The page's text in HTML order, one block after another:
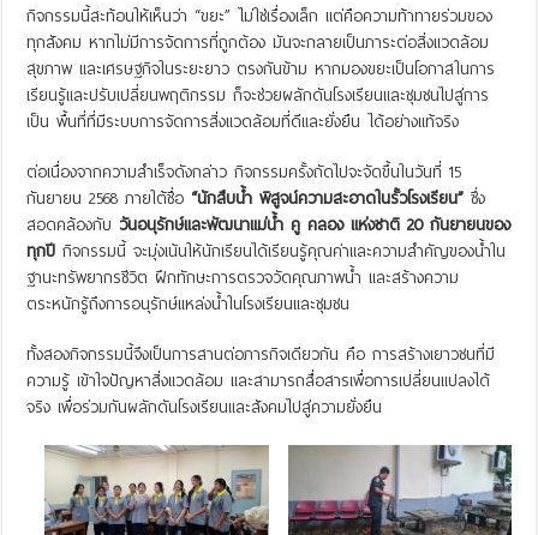
กิจกรรมนี้สะท้อนให้เห็นว่า “ขยะ” ไม่ใช่เรื่องเล็ก แต่คือความท้าทายร่วมของ
ทุกสังคม หากไม่มีการจัดการที่ถูกต้อง มันจะกลายเป็นภาระต่อสิ่งแวดล้อม
สุขภาพ และเศรษฐกิจในระยะยาว ตรงกันข้าม หากมองขยะเป็นโอกาสในการ
เรียนรู้และปรับเปลี่ยนพฤติกรรม ก็จะช่วยผลักดันโรงเรียนและชุมชนไปสู่การ
เป็น พื้นที่ที่มีระบบการจัดการสิ่งแวดล้อมที่ดีและยั่งยืน ได้อย่างแท้จริง
ต่อเนื่องจากความสำเร็จดังกล่าว กิจกรรมครั้งถัดไปจะจัดขึ้นในวันที่ 15
กันยายน 2568 ภายใต้ชื่อ “นักสืบน้ำ พิสูจน์ความสะอาดในรั้วโรงเรียน” ซึ่ง
สอดคล้องกับ วันอนุรักษ์และพัฒนาแม่น้ำ คู คลอง แห่งชาติ 20 กันยายนของ
ทุกปี กิจกรรมนี้ จะมุ่งเน้นให้นักเรียนได้เรียนรู้คุณค่าและความสำคัญของน้ำใน
ฐานะทรัพยากรชีวิต ฝึกทักษะการตรวจวัดคุณภาพน้ำ และสร้างความ
ตระหนักรู้ถึงการอนุรักษ์แหล่งน้ำในโรงเรียนและชุมชน
ทั้งสองกิจกรรมนี้จึงเป็นการสานต่อภารกิจเดียวกัน คือ การสร้างเยาวชนที่มี
ความรู้ เข้าใจปัญหาสิ่งแวดล้อม และสามารถสื่อสารเพื่อการเปลี่ยนแปลงได้
จริง เพื่อร่วมกันผลักดันโรงเรียนและสังคมไปสู่ความยั่งยืน